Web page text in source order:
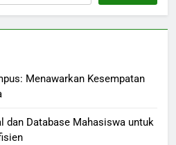
Menawarkan Kesempatan
dan Database Mahasiswa untuk